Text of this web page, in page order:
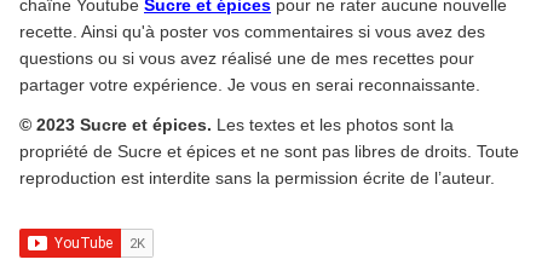
chaîne Youtube Sucre et épices pour ne rater aucune nouvelle
recette. Ainsi qu'à poster vos commentaires si vous avez des
questions ou si vous avez réalisé une de mes recettes pour
partager votre expérience. Je vous en serai reconnaissante.
© 2023 Sucre et épices. Les textes et les photos sont la
propriété de Sucre et épices et ne sont pas libres de droits. Toute
reproduction est interdite sans la permission écrite de l’auteur.